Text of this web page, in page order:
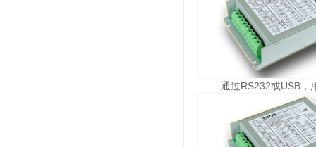
通过RS232或USB，用